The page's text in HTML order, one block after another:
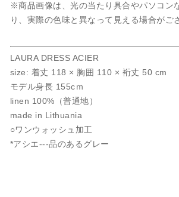
※商品画像は、光の当たり具合やパソコン
り、実際の色味と異なって見える場合がご
LAURA DRESS ACIER
size: 着丈 118 × 胸囲 110 × 裄丈 50 cm
モデル身長 155cｍ
linen 100%（普通地）
made in Lithuania
○ワンウォッシュ加工
*アシエ---品のあるグレー